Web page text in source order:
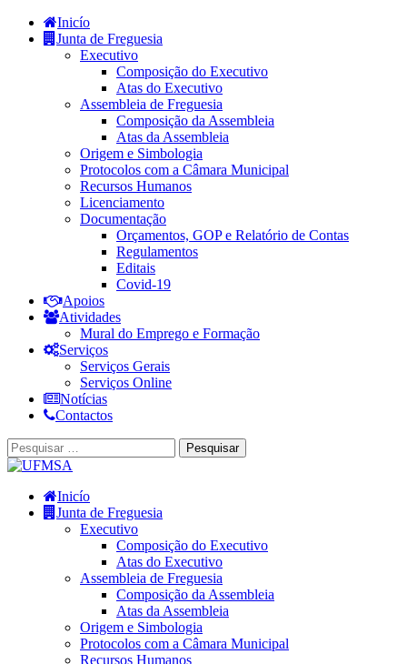
Inicío
Junta de Freguesia
Executivo
Composição do Executivo
Atas do Executivo
Assembleia de Freguesia
Composição da Assembleia
Atas da Assembleia
Origem e Simbologia
Protocolos com a Câmara Municipal
Recursos Humanos
Licenciamento
Documentação
Orçamentos, GOP e Relatório de Contas
Regulamentos
Editais
Covid-19
Apoios
Atividades
Mural do Emprego e Formação
Serviços
Serviços Gerais
Serviços Online
Notícias
Contactos
Inicío
Junta de Freguesia
Executivo
Composição do Executivo
Atas do Executivo
Assembleia de Freguesia
Composição da Assembleia
Atas da Assembleia
Origem e Simbologia
Protocolos com a Câmara Municipal
Recursos Humanos